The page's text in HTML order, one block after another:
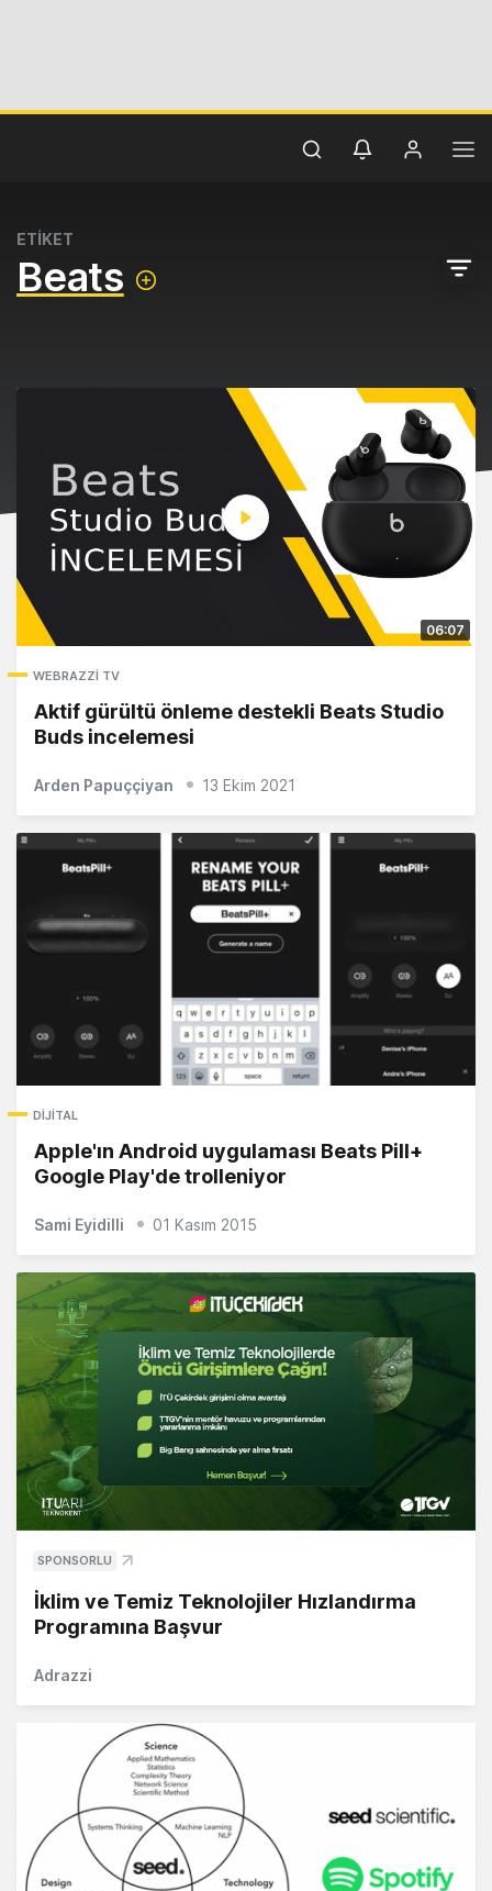
ETİKET
Beats
WEBRAZZI TV
Aktif gürültü önleme destekli Beats Studio
Buds incelemesi
06:07
Arden Papuççiyan 13 Ekim 2021
DIJITAL
Apple'ın Android uygulaması Beats Pill+
Google Play'de trolleniyor
Sami Eyidilli 01 Kasım 2015
SPONSORLU
İklim ve Temiz Teknolojiler Hızlandırma
Programına Başvur
Adrazzi